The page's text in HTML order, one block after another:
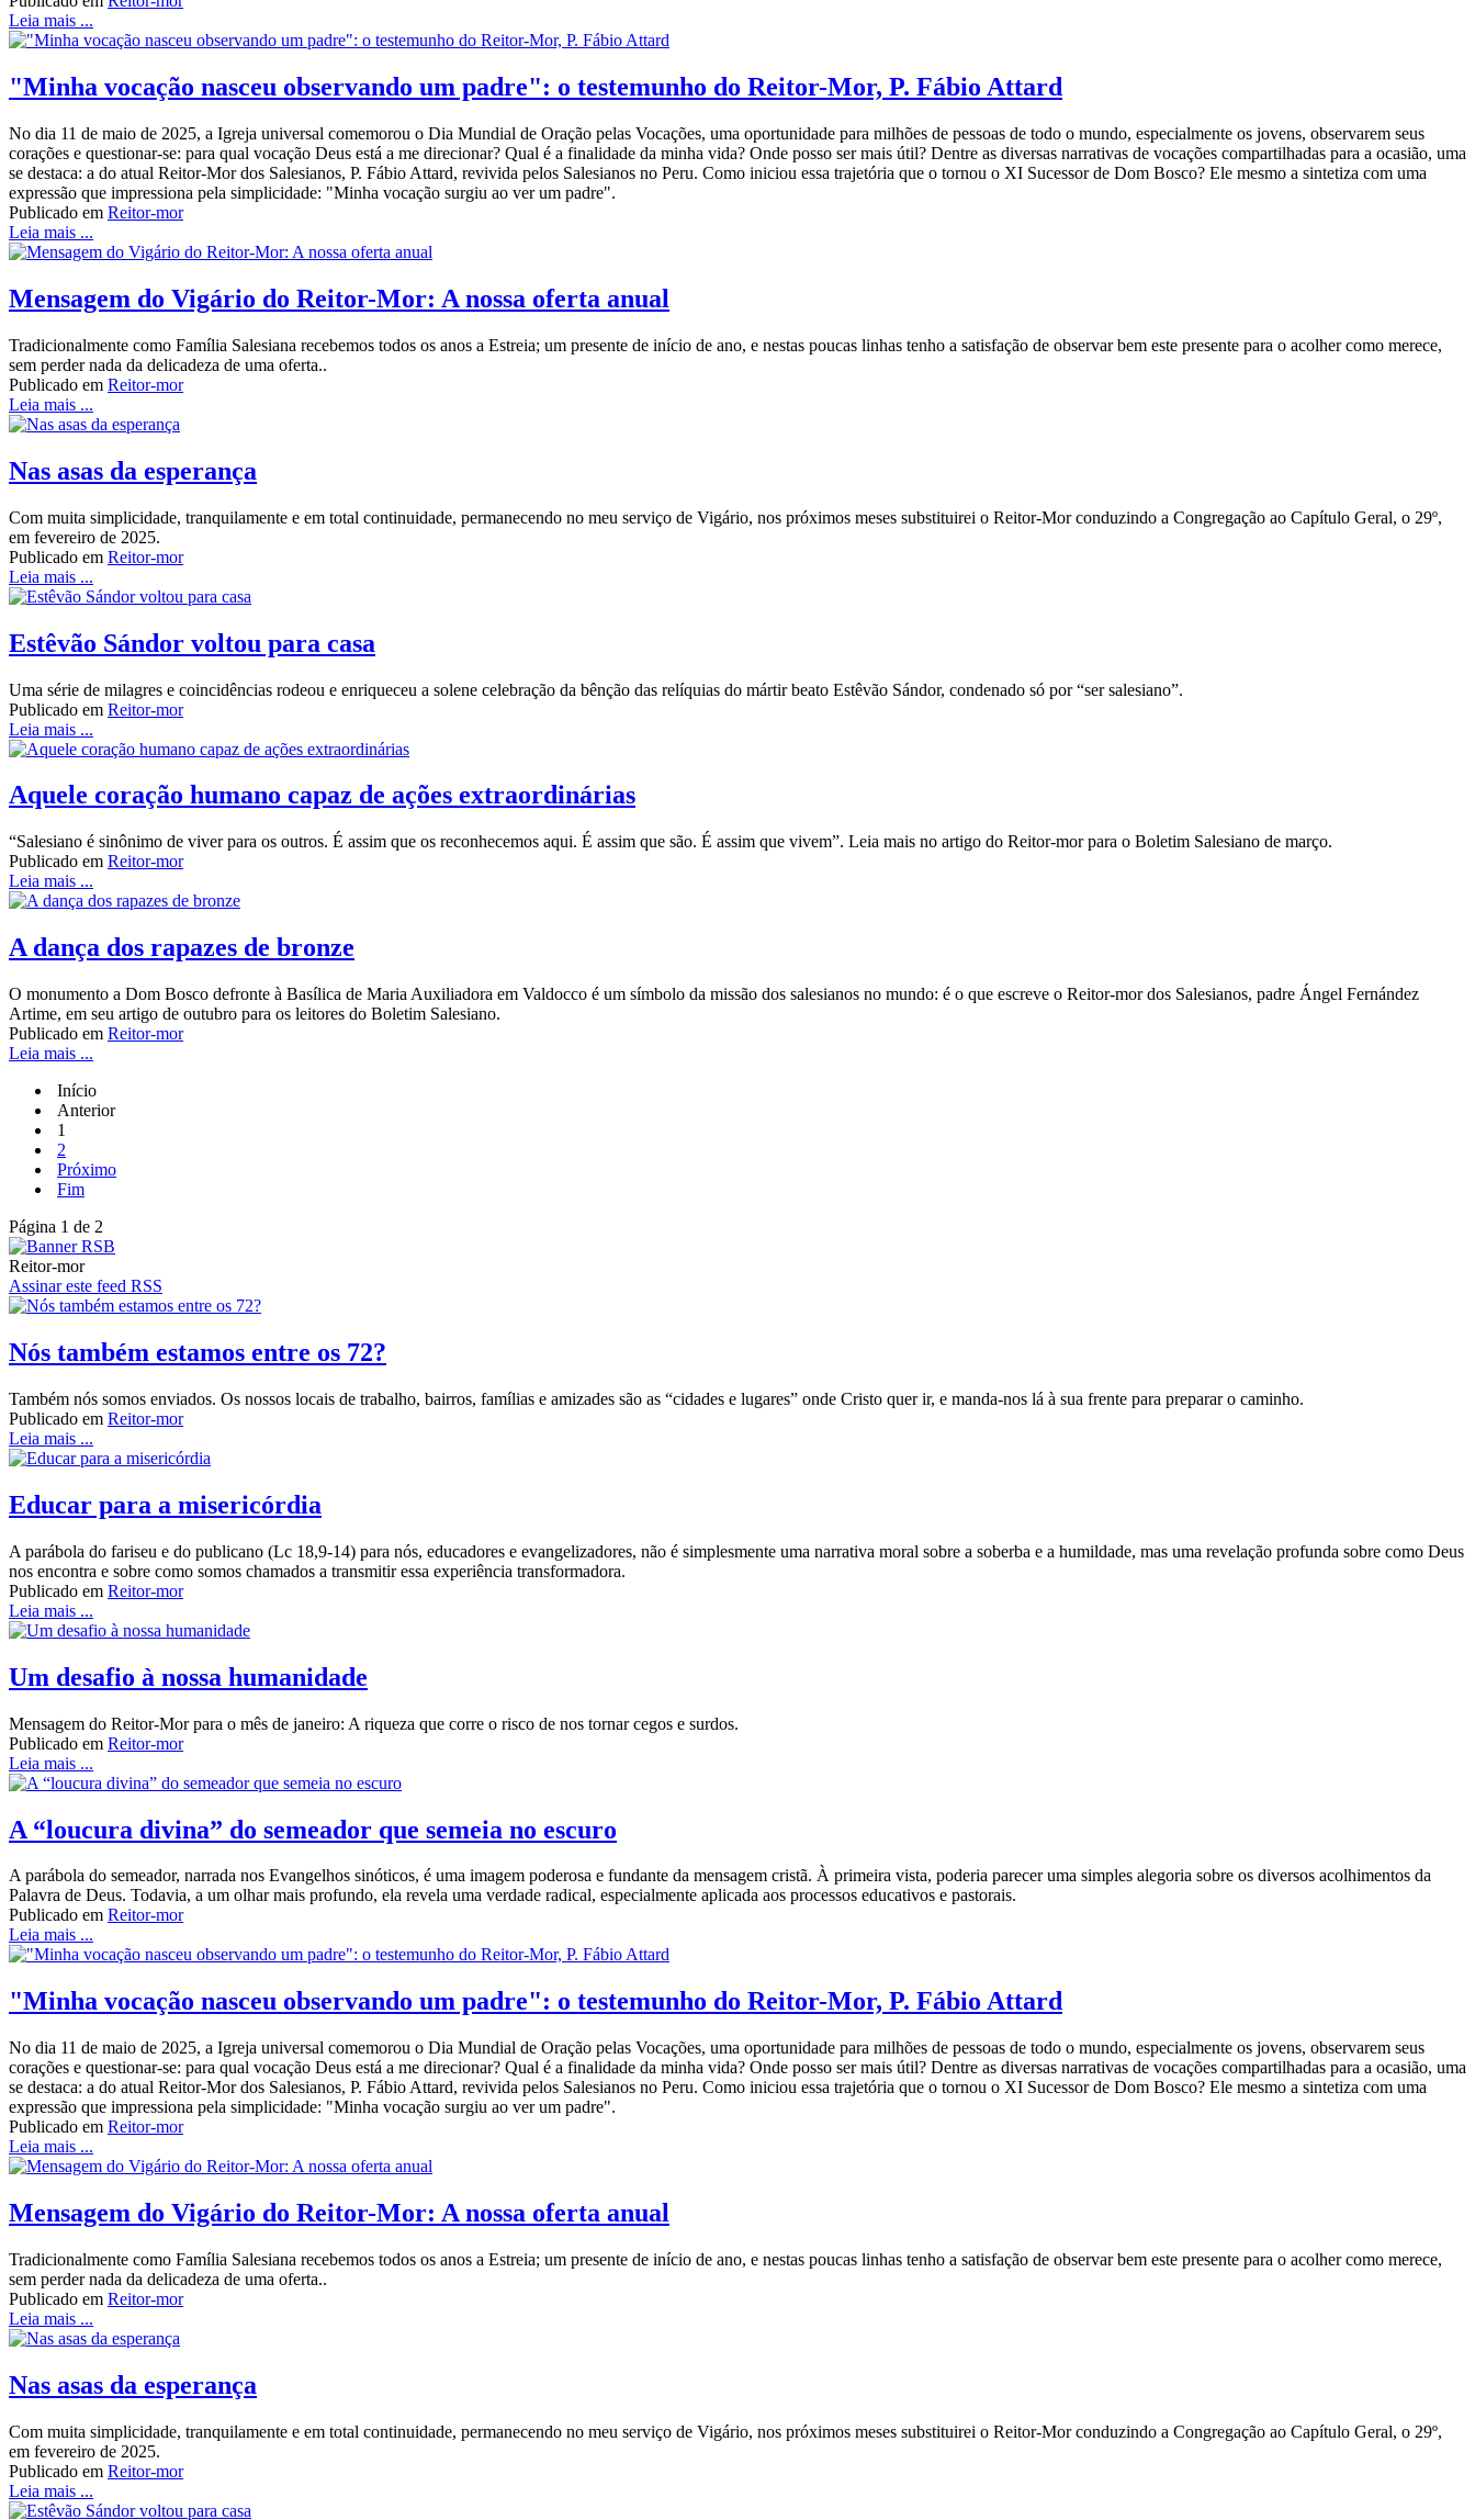
Leia mais ...
"Minha vocação nasceu observando um padre": o testemunho do Reitor-Mor, P. Fábio Attard
No dia 11 de maio de 2025, a Igreja universal comemorou o Dia Mundial de Oração pelas Vocações, uma oportunidade para milhões de pessoas de todo o mundo, especialmente os jovens, observarem seus
corações e questionar-se: para qual vocação Deus está a me direcionar? Qual é a finalidade da minha vida? Onde posso ser mais útil? Dentre as diversas narrativas de vocações compartilhadas para a ocasião, uma
se destaca: a do atual Reitor-Mor dos Salesianos, P. Fábio Attard, revivida pelos Salesianos no Peru. Como iniciou essa trajetória que o tornou o XI Sucessor de Dom Bosco? Ele mesmo a sintetiza com uma
expressão que impressiona pela simplicidade: "Minha vocação surgiu ao ver um padre".
Publicado em Reitor-mor
Leia mais ...
Mensagem do Vigário do Reitor-Mor: A nossa oferta anual
Tradicionalmente como Família Salesiana recebemos todos os anos a Estreia; um presente de início de ano, e nestas poucas linhas tenho a satisfação de observar bem este presente para o acolher como merece,
sem perder nada da delicadeza de uma oferta..
Publicado em Reitor-mor
Leia mais ...
Nas asas da esperança
Com muita simplicidade, tranquilamente e em total continuidade, permanecendo no meu serviço de Vigário, nos próximos meses substituirei o Reitor-Mor conduzindo a Congregação ao Capítulo Geral, o 29º,
em fevereiro de 2025.
Publicado em Reitor-mor
Leia mais ...
Estêvão Sándor voltou para casa
Uma série de milagres e coincidências rodeou e enriqueceu a solene celebração da bênção das relíquias do mártir beato Estêvão Sándor, condenado só por “ser salesiano”.
Publicado em Reitor-mor
Leia mais ...
Aquele coração humano capaz de ações extraordinárias
“Salesiano é sinônimo de viver para os outros. É assim que os reconhecemos aqui. É assim que são. É assim que vivem”. Leia mais no artigo do Reitor-mor para o Boletim Salesiano de março.
Publicado em Reitor-mor
Leia mais ...
A dança dos rapazes de bronze
O monumento a Dom Bosco defronte à Basílica de Maria Auxiliadora em Valdocco é um símbolo da missão dos salesianos no mundo: é o que escreve o Reitor-mor dos Salesianos, padre Ángel Fernández
Artime, em seu artigo de outubro para os leitores do Boletim Salesiano.
Publicado em Reitor-mor
Leia mais ...
Início
Anterior
1
2
Próximo
Fim
Página 1 de 2
Reitor-mor
Assinar este feed RSS
Nós também estamos entre os 72?
Também nós somos enviados. Os nossos locais de trabalho, bairros, famílias e amizades são as “cidades e lugares” onde Cristo quer ir, e manda-nos lá à sua frente para preparar o caminho.
Publicado em Reitor-mor
Leia mais ...
Educar para a misericórdia
A parábola do fariseu e do publicano (Lc 18,9-14) para nós, educadores e evangelizadores, não é simplesmente uma narrativa moral sobre a soberba e a humildade, mas uma revelação profunda sobre como Deus
nos encontra e sobre como somos chamados a transmitir essa experiência transformadora.
Publicado em Reitor-mor
Leia mais ...
Um desafio à nossa humanidade
Mensagem do Reitor-Mor para o mês de janeiro: A riqueza que corre o risco de nos tornar cegos e surdos.
Publicado em Reitor-mor
Leia mais ...
A “loucura divina” do semeador que semeia no escuro
A parábola do semeador, narrada nos Evangelhos sinóticos, é uma imagem poderosa e fundante da mensagem cristã. À primeira vista, poderia parecer uma simples alegoria sobre os diversos acolhimentos da
Palavra de Deus. Todavia, a um olhar mais profundo, ela revela uma verdade radical, especialmente aplicada aos processos educativos e pastorais.
Publicado em Reitor-mor
Leia mais ...
"Minha vocação nasceu observando um padre": o testemunho do Reitor-Mor, P. Fábio Attard
No dia 11 de maio de 2025, a Igreja universal comemorou o Dia Mundial de Oração pelas Vocações, uma oportunidade para milhões de pessoas de todo o mundo, especialmente os jovens, observarem seus
corações e questionar-se: para qual vocação Deus está a me direcionar? Qual é a finalidade da minha vida? Onde posso ser mais útil? Dentre as diversas narrativas de vocações compartilhadas para a ocasião, uma
se destaca: a do atual Reitor-Mor dos Salesianos, P. Fábio Attard, revivida pelos Salesianos no Peru. Como iniciou essa trajetória que o tornou o XI Sucessor de Dom Bosco? Ele mesmo a sintetiza com uma
expressão que impressiona pela simplicidade: "Minha vocação surgiu ao ver um padre".
Publicado em Reitor-mor
Leia mais ...
Mensagem do Vigário do Reitor-Mor: A nossa oferta anual
Tradicionalmente como Família Salesiana recebemos todos os anos a Estreia; um presente de início de ano, e nestas poucas linhas tenho a satisfação de observar bem este presente para o acolher como merece,
sem perder nada da delicadeza de uma oferta..
Publicado em Reitor-mor
Leia mais ...
Nas asas da esperança
Com muita simplicidade, tranquilamente e em total continuidade, permanecendo no meu serviço de Vigário, nos próximos meses substituirei o Reitor-Mor conduzindo a Congregação ao Capítulo Geral, o 29º,
em fevereiro de 2025.
Publicado em Reitor-mor
Leia mais ...